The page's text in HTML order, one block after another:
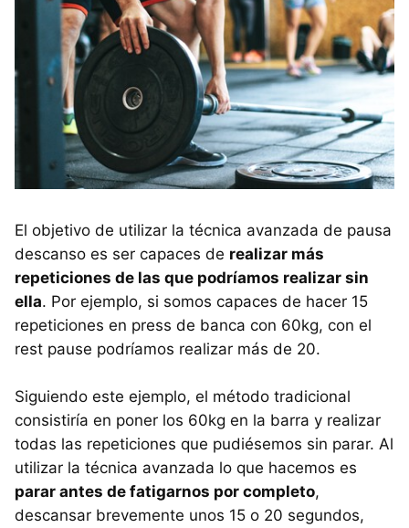
El objetivo de utilizar la técnica avanzada de pausa
descanso es ser capaces de realizar más
repeticiones de las que podríamos realizar sin
ella. Por ejemplo, si somos capaces de hacer 15
repeticiones en press de banca con 60kg, con el
rest pause podríamos realizar más de 20.
Siguiendo este ejemplo, el método tradicional
consistiría en poner los 60kg en la barra y realizar
todas las repeticiones que pudiésemos sin parar. Al
utilizar la técnica avanzada lo que hacemos es
parar antes de fatigarnos por completo,
descansar brevemente unos 15 o 20 segundos,